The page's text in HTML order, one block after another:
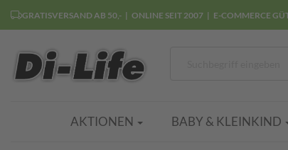
GRATISVERSAND AB 50,- ONLINE SEIT 2007 E-COMMERCE
AKTIONEN BABY & KLEINKIND